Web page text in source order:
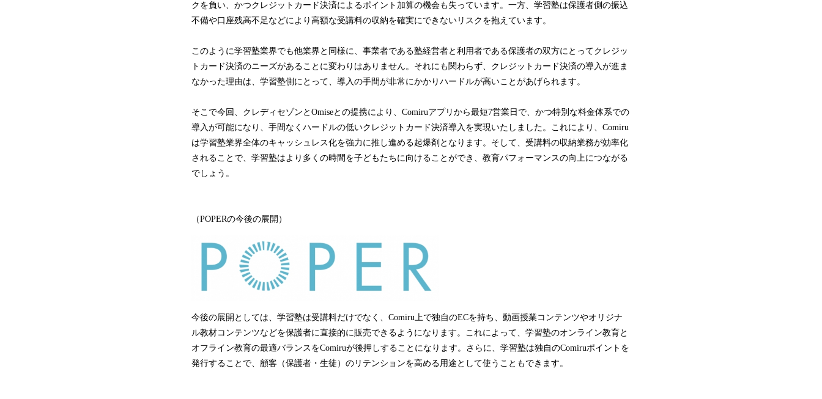
クを負い、かつクレジットカード決済によるポイント加算の機会も失っています。一方、学習塾は保護者側の振込
不備や口座残高不足などにより高額な受講料の収納を確実にできないリスクを抱えています。
このように学習塾業界でも他業界と同様に、事業者である塾経営者と利用者である保護者の双方にとってクレジッ
トカード決済のニーズがあることに変わりはありません。それにも関わらず、クレジットカード決済の導入が進ま
なかった理由は、学習塾側にとって、導入の手間が非常にかかりハードルが高いことがあげられます。
そこで今回、クレディセゾンとOmiseとの提携により、Comiruアプリから最短7営業日で、かつ特別な料金体系での
導入が可能になり、手間なくハードルの低いクレジットカード決済導入を実現いたしました。これにより、Comiru
は学習塾業界全体のキャッシュレス化を強力に推し進める起爆剤となります。そして、受講料の収納業務が効率化
されることで、学習塾はより多くの時間を子どもたちに向けることができ、教育パフォーマンスの向上につながる
でしょう。
（POPERの今後の展開）
今後の展開としては、学習塾は受講料だけでなく、Comiru上で独自のECを持ち、動画授業コンテンツやオリジナ
ル教材コンテンツなどを保護者に直接的に販売できるようになります。これによって、学習塾のオンライン教育と
オフライン教育の最適バランスをComiruが後押しすることになります。さらに、学習塾は独自のComiruポイントを
発行することで、顧客（保護者・生徒）のリテンションを高める用途として使うこともできます。